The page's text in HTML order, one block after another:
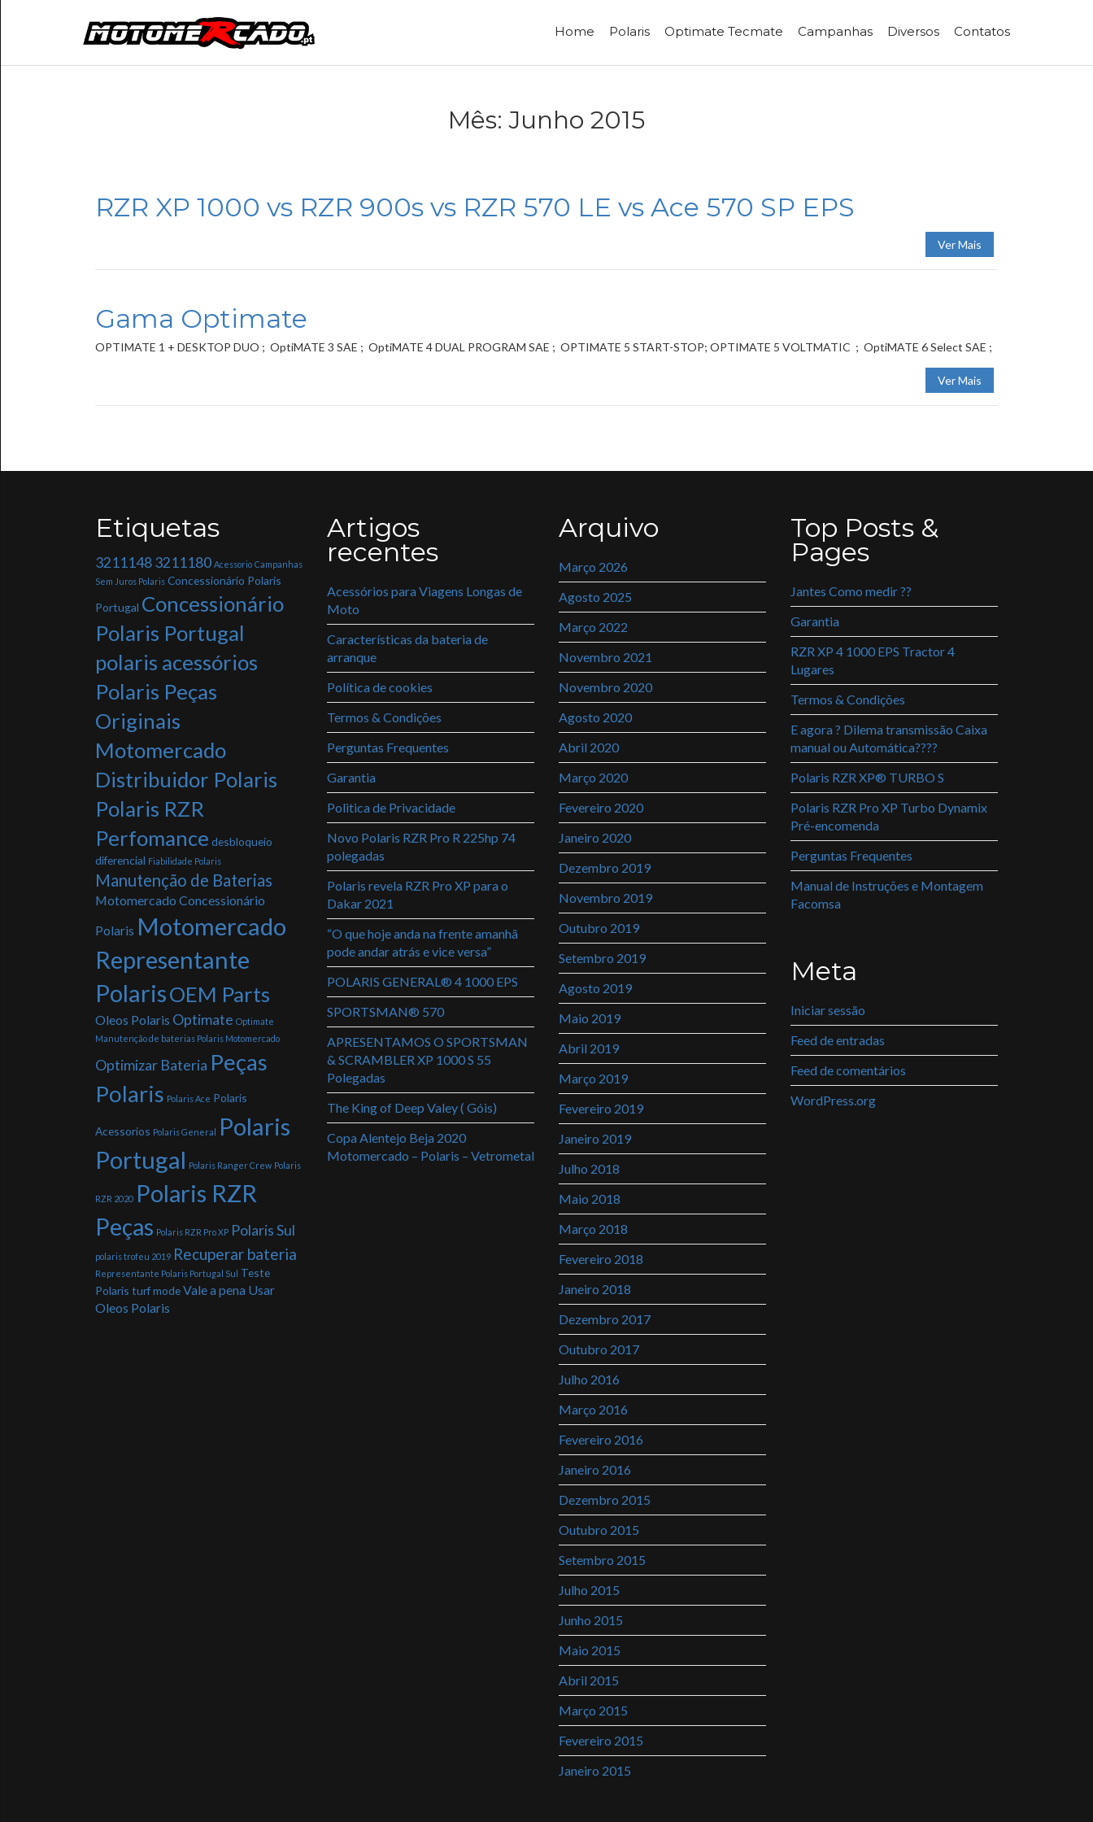
Home Polaris Optimate Tecmate Campanhas Diversos Contatos
Mês:Junho 2015
RZR XP 1000 vs RZR 900s vs RZR 570 LE vs Ace 570 SP EPS
Ver Mais
Gama Optimate
OPTIMATE 1 + DESKTOP DUO ; OptiMATE 3 SAE ; OptiMATE 4 DUAL PROGRAM SAE ; OPTIMATE 5 START-STOP; OPTIMATE 5 VOLTMATIC ; OptiMATE 6 Select SAE ;
Ver Mais
Etiquetas
32111483211180 Acessorio Campanhas
Sem Juros Polaris Concessionário Polaris
Portugal Concessionário
Polaris Portugal
polaris acessórios
Polaris Peças
Originais
Motomercado
Distribuidor Polaris
Polaris RZR
Perfomance desbloqueio
diferencial Fiabilidade Polaris
Manutenção de Baterias
Motomercado Concessionário
Polaris Motomercado
Representante
PolarisOEM Parts
Oleos Polaris Optimate Optimate
Manutenção de baterias Polaris Motomercado
Optimizar Bateria Peças
Polaris Polaris Ace Polaris
Acessorios Polaris General Polaris
Portugal Polaris Ranger Crew Polaris
RZR 2020 Polaris RZR
Peças Polaris RZR Pro XP Polaris Sul
polaris trofeu 2019 Recuperar bateria
Representante Polaris Portugal Sul Teste
Polaris turf modeVale a pena Usar
Oleos Polaris
Artigos
recentes
Acessórios para Viagens Longas de
Moto
Características da bateria de
arranque
Política de cookies
Termos & Condições
Perguntas Frequentes
Garantia
Politica de Privacidade
Novo Polaris RZR Pro R 225hp 74
polegadas
Polaris revela RZR Pro XP para o
Dakar 2021
“O que hoje anda na frente amanhã
pode andar atrás e vice versa”
POLARIS GENERAL® 4 1000 EPS
SPORTSMAN® 570
APRESENTAMOS O SPORTSMAN
& SCRAMBLER XP 1000 S 55
Polegadas
The King of Deep Valey ( Góis)
Copa Alentejo Beja 2020
Motomercado – Polaris – Vetrometal
Arquivo
Março 2026
Agosto 2025
Março 2022
Novembro 2021
Novembro 2020
Agosto 2020
Abril 2020
Março 2020
Fevereiro 2020
Janeiro 2020
Dezembro 2019
Novembro 2019
Outubro 2019
Setembro 2019
Agosto 2019
Maio 2019
Abril 2019
Março 2019
Fevereiro 2019
Janeiro 2019
Julho 2018
Maio 2018
Março 2018
Fevereiro 2018
Janeiro 2018
Dezembro 2017
Outubro 2017
Julho 2016
Março 2016
Fevereiro 2016
Janeiro 2016
Dezembro 2015
Outubro 2015
Setembro 2015
Julho 2015
Junho 2015
Maio 2015
Abril 2015
Março 2015
Fevereiro 2015
Janeiro 2015
Top Posts &
Pages
Jantes Como medir ??
Garantia
RZR XP 4 1000 EPS Tractor 4
Lugares
Termos & Condições
E agora ? Dilema transmissão Caixa
manual ou Automática????
Polaris RZR XP® TURBO S
Polaris RZR Pro XP Turbo Dynamix
Pré-encomenda
Perguntas Frequentes
Manual de Instruções e Montagem
Facomsa
Meta
Iniciar sessão
Feed de entradas
Feed de comentários
WordPress.org